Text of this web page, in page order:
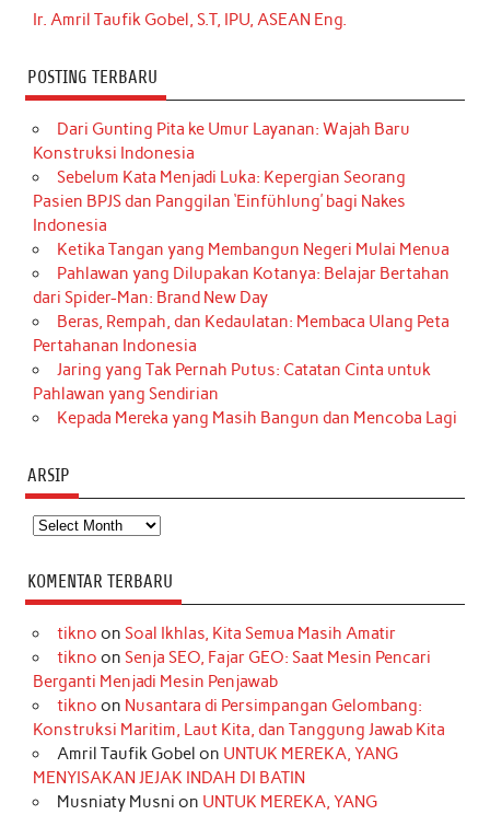
Ir. Amril Taufik Gobel, S.T, IPU, ASEAN Eng.
POSTING TERBARU
Dari Gunting Pita ke Umur Layanan: Wajah Baru
Konstruksi Indonesia
Sebelum Kata Menjadi Luka: Kepergian Seorang
Pasien BPJS dan Panggilan ‘Einfühlung’ bagi Nakes
Indonesia
Ketika Tangan yang Membangun Negeri Mulai Menua
Pahlawan yang Dilupakan Kotanya: Belajar Bertahan
dari Spider-Man: Brand New Day
Beras, Rempah, dan Kedaulatan: Membaca Ulang Peta
Pertahanan Indonesia
Jaring yang Tak Pernah Putus: Catatan Cinta untuk
Pahlawan yang Sendirian
Kepada Mereka yang Masih Bangun dan Mencoba Lagi
ARSIP
Arsip
KOMENTAR TERBARU
tikno on Soal Ikhlas, Kita Semua Masih Amatir
tikno on Senja SEO, Fajar GEO: Saat Mesin Pencari
Berganti Menjadi Mesin Penjawab
tikno on Nusantara di Persimpangan Gelombang:
Konstruksi Maritim, Laut Kita, dan Tanggung Jawab Kita
Amril Taufik Gobel on UNTUK MEREKA, YANG
MENYISAKAN JEJAK INDAH DI BATIN
Musniaty Musni on UNTUK MEREKA, YANG